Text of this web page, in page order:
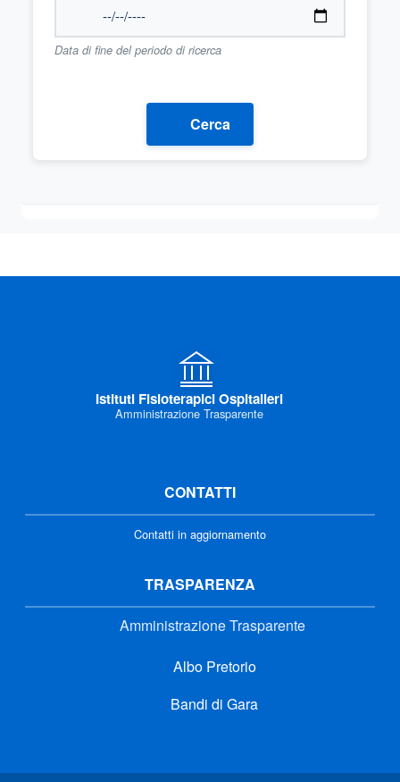
Data di fine del periodo di ricerca
Cerca
Istituti Fisioterapici Ospitalieri
Amministrazione Trasparente
CONTATTI
Contatti in aggiornamento
TRASPARENZA
Amministrazione Trasparente
Albo Pretorio
Bandi di Gara